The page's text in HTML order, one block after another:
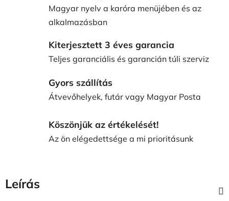
Magyar nyelv a karóra menüjében és az
alkalmazásban
Kiterjesztett 3 éves garancia
Teljes garanciális és garancián túli szerviz
Gyors szállítás
Átvevőhelyek, futár vagy Magyar Posta
Köszönjük az értékelését!
Az ön elégedettsége a mi prioritásunk
Leírás